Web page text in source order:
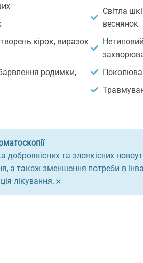
кірок, виразок
родимки,
Світла
веснянок
доброякісних та злоякісних
а також зменшення потреби в
лікування. ×